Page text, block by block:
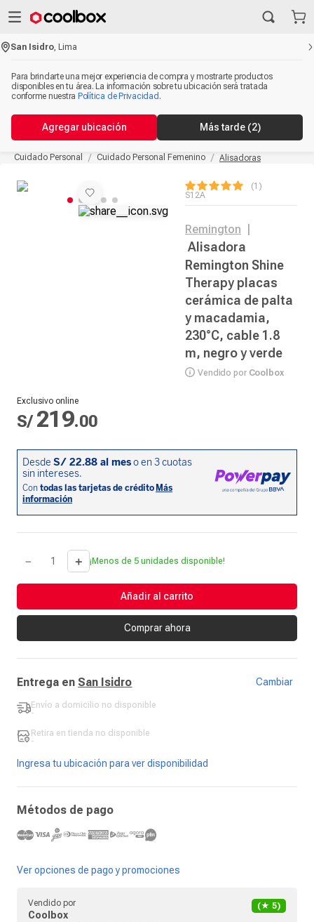
San Isidro ,Lima
Para brindarte una mejor experiencia de compra y mostrarte productos
disponibles en tu área. La información sobre tu ubicación será tratada
conforme nuestra Política de Privacidad .
Agregar ubicación Más tarde (2)
Cuidado Personal Cuidado Personal Femenino Alisadoras
1
S12A
Remington
Alisadora
Remington Shine
Therapy placas
cerámica de palta
y macadamia,
230°C, cable 1.8
m, negro y verde
Vendido por Coolbox
Exclusivo online
S/ 219.00
＋
－ ¡Menos de 5 unidades disponible!
Añadir al carrito
Comprar ahora
Entrega en San Isidro Cambiar
Envío a domicilio no disponible
-
Retira en tienda no disponible
-
Ingresa tu ubicación para ver disponibilidad
Métodos de pago
Ver opciones de pago y promociones
Vendido por
Coolbox
(★ 5)